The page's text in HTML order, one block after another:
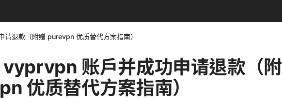
退款（附赠 purevpn 优质替代方案指南）
vyprvpn 账户并成功申请退款（附
优质替代方案指南）